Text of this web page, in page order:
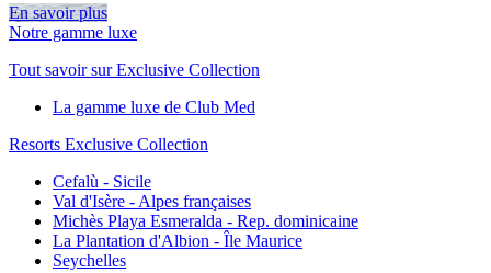
En savoir plus
Notre gamme luxe
Tout savoir sur Exclusive Collection
La gamme luxe de Club Med
Resorts Exclusive Collection
Cefalù - Sicile
Val d'Isère - Alpes françaises
Michès Playa Esmeralda - Rep. dominicaine
La Plantation d'Albion - Île Maurice
Seychelles